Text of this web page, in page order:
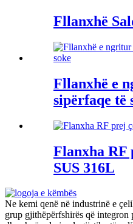
Fllanxhë
Fllanxhë e
sipërfaqe të
Flanxha RF
SUS 316L
Ne kemi qenë në industrinë e
grup gjithëpërfshirës që